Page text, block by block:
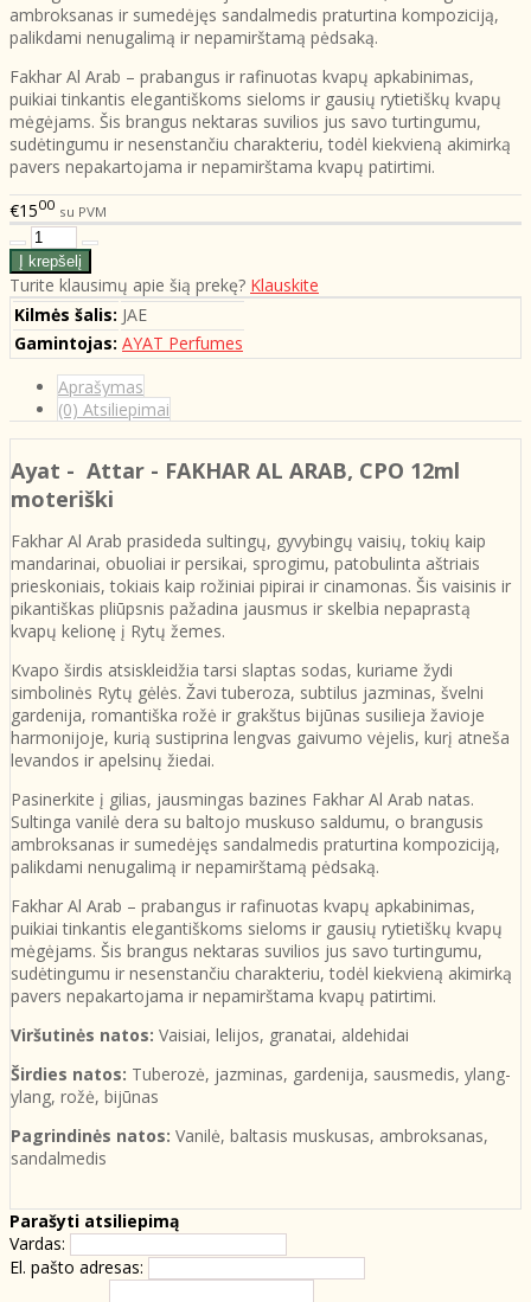
ambroksanas ir sumedėjęs sandalmedis praturtina kompoziciją,
palikdami nenugalimą ir nepamirštamą pėdsaką.
Fakhar Al Arab – prabangus ir rafinuotas kvapų apkabinimas,
puikiai tinkantis elegantiškoms sieloms ir gausių rytietiškų kvapų
mėgėjams. Šis brangus nektaras suvilios jus savo turtingumu,
sudėtingumu ir nesenstančiu charakteriu, todėl kiekvieną akimirką
pavers nepakartojama ir nepamirštama kvapų patirtimi.
€1500 su PVM
Turite klausimų apie šią prekę? Klauskite
Kilmės šalis: JAE
Gamintojas: AYAT Perfumes
Aprašymas
(0) Atsiliepimai
Ayat - Attar - FAKHAR AL ARAB, CPO 12ml
moteriški
Fakhar Al Arab prasideda sultingų, gyvybingų vaisių, tokių kaip
mandarinai, obuoliai ir persikai, sprogimu, patobulinta aštriais
prieskoniais, tokiais kaip rožiniai pipirai ir cinamonas. Šis vaisinis ir
pikantiškas pliūpsnis pažadina jausmus ir skelbia nepaprastą
kvapų kelionę į Rytų žemes.
Kvapo širdis atsiskleidžia tarsi slaptas sodas, kuriame žydi
simbolinės Rytų gėlės. Žavi tuberoza, subtilus jazminas, švelni
gardenija, romantiška rožė ir grakštus bijūnas susilieja žavioje
harmonijoje, kurią sustiprina lengvas gaivumo vėjelis, kurį atneša
levandos ir apelsinų žiedai.
Pasinerkite į gilias, jausmingas bazines Fakhar Al Arab natas.
Sultinga vanilė dera su baltojo muskuso saldumu, o brangusis
ambroksanas ir sumedėjęs sandalmedis praturtina kompoziciją,
palikdami nenugalimą ir nepamirštamą pėdsaką.
Fakhar Al Arab – prabangus ir rafinuotas kvapų apkabinimas,
puikiai tinkantis elegantiškoms sieloms ir gausių rytietiškų kvapų
mėgėjams. Šis brangus nektaras suvilios jus savo turtingumu,
sudėtingumu ir nesenstančiu charakteriu, todėl kiekvieną akimirką
pavers nepakartojama ir nepamirštama kvapų patirtimi.
Viršutinės natos: Vaisiai, lelijos, granatai, aldehidai
Širdies natos: Tuberozė, jazminas, gardenija, sausmedis, ylang-
ylang, rožė, bijūnas
Pagrindinės natos: Vanilė, baltasis muskusas, ambroksanas,
sandalmedis
Parašyti atsiliepimą
Vardas:
El. pašto adresas: